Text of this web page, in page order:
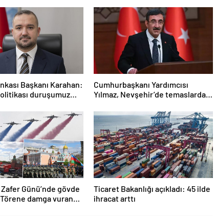
Başkanı Karahan:
duruşumuz
Cumhurbaşkanı Yardımcısı
Yılmaz, Nevşehir’de temaslarda
olmasın’
Zafer Günü’nde gövde
damga vuran
Ticaret Bakanlığı açıkladı: 45 ilde
ihracat arttı